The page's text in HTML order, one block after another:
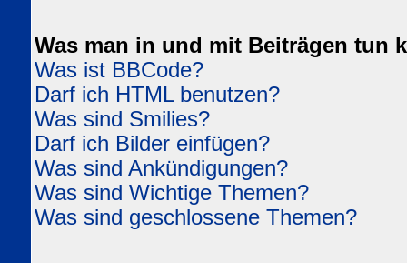
Was man in und mit Beiträgen tun
Was ist BBCode?
Darf ich HTML benutzen?
Was sind Smilies?
Darf ich Bilder einfügen?
Was sind Ankündigungen?
Was sind Wichtige Themen?
Was sind geschlossene Themen?